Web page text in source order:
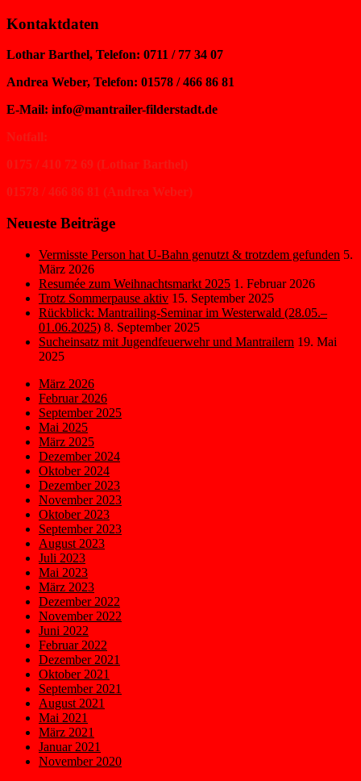
Kontaktdaten
Lothar Barthel, Telefon: 0711 / 77 34 07
Andrea Weber, Telefon: 01578 / 466 86 81
E-Mail: info@mantrailer-filderstadt.de
Notfall:
0175 / 410 72 69 (Lothar Barthel)
01578 / 466 86 81 (Andrea Weber)
Neueste Beiträge
Vermisste Person hat U-Bahn genutzt & trotzdem gefunden 5.
März 2026
Resumée zum Weihnachtsmarkt 2025 1. Februar 2026
Trotz Sommerpause aktiv 15. September 2025
Rückblick: Mantrailing-Seminar im Westerwald (28.05.–
01.06.2025) 8. September 2025
Sucheinsatz mit Jugendfeuerwehr und Mantrailern 19. Mai
2025
März 2026
Februar 2026
September 2025
Mai 2025
März 2025
Dezember 2024
Oktober 2024
Dezember 2023
November 2023
Oktober 2023
September 2023
August 2023
Juli 2023
Mai 2023
März 2023
Dezember 2022
November 2022
Juni 2022
Februar 2022
Dezember 2021
Oktober 2021
September 2021
August 2021
Mai 2021
März 2021
Januar 2021
November 2020